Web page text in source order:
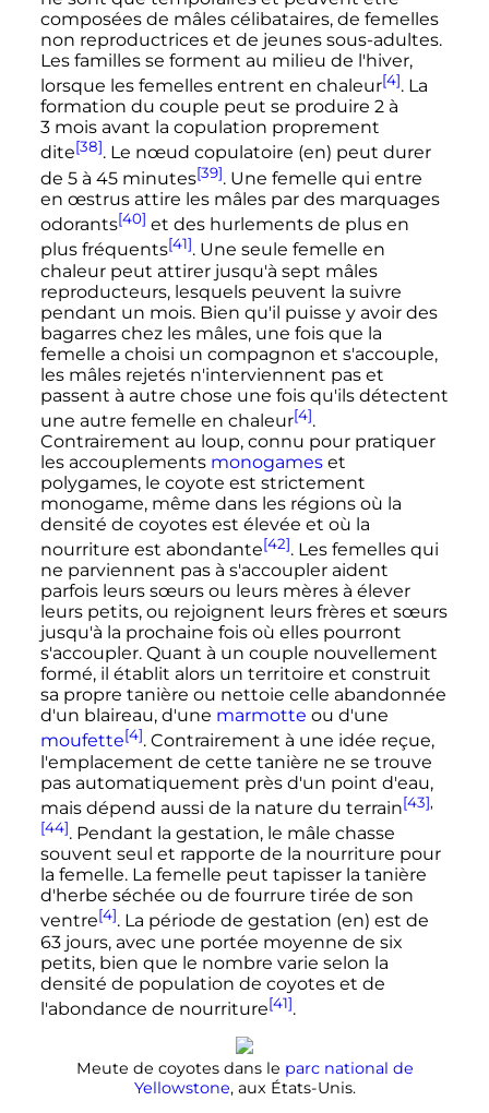
composées de mâles célibataires, de femelles
non reproductrices et de jeunes sous-adultes.
Les familles se forment au milieu de l'hiver,
lorsque les femelles entrent en chaleur[4]. La
formation du couple peut se produire 2 à
3 moisavant la copulation proprement
dite[38]. Le nœud copulatoire (en) peut durer
de 5 à 45 minutes[39]. Une femelle qui entre
en œstrus attire les mâles par des marquages
odorants[40] et des hurlements de plus en
plus fréquents[41]. Une seule femelle en
chaleur peut attirer jusqu'à sept mâles
reproducteurs, lesquels peuvent la suivre
pendant un mois. Bien qu'il puisse y avoir des
bagarres chez les mâles, une fois que la
femelle a choisi un compagnon et s'accouple,
les mâles rejetés n'interviennent pas et
passent à autre chose une fois qu'ils détectent
une autre femelle en chaleur[4].
Contrairement au loup, connu pour pratiquer
les accouplements monogameset
polygames, le coyote est strictement
monogame, même dans les régions où la
densité de coyotes est élevée et où la
nourriture est abondante[42]. Les femelles qui
ne parviennent pas à s'accoupler aident
parfois leurs sœurs ou leurs mères à élever
leurs petits, ou rejoignent leurs frères et sœurs
jusqu'à la prochaine fois où elles pourront
s'accoupler. Quant à un couple nouvellement
formé, il établit alors un territoire et construit
sa propre tanière ou nettoie celle abandonnée
d'un blaireau, d'une marmotte ou d'une
moufette[4]. Contrairement à une idée reçue,
l'emplacement de cette tanière ne se trouve
pas automatiquement près d'un point d'eau,
mais dépend aussi de la nature du terrain[43],
[44]. Pendant la gestation, le mâle chasse
souvent seul et rapporte de la nourriture pour
la femelle. La femelle peut tapisser la tanière
d'herbe séchée ou de fourrure tirée de son
ventre[4]. La période de gestation (en) est de
63 jours, avec une portée moyenne de six
petits, bien que le nombre varie selon la
densité de population de coyotes et de
l'abondance de nourriture[41].
Meute de coyotes dans le parc national de
Yellowstone, aux États-Unis.